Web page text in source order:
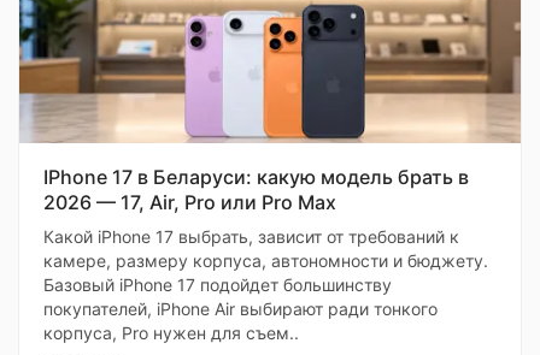
IPhone 17 в Беларуси: какую модель брать в
2026 — 17, Air, Pro или Pro Max
Какой iPhone 17 выбрать, зависит от требований к
камере, размеру корпуса, автономности и бюджету.
Базовый iPhone 17 подойдет большинству
покупателей, iPhone Air выбирают ради тонкого
корпуса, Pro нужен для съем..